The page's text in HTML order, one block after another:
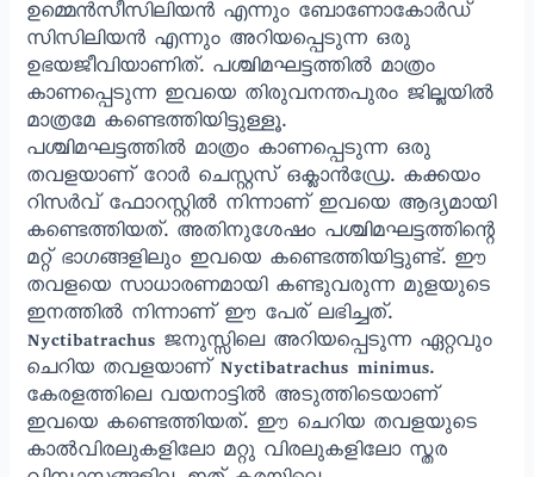
ഉമ്മെൻസീസിലിയൻ എന്നും ബോണോകോർഡ്
സിസിലിയൻ എന്നും അറിയപ്പെടുന്ന ഒരു
ഉഭയജീവിയാണിത്. പശ്ചിമഘട്ടത്തിൽ മാത്രം
കാണപ്പെടുന്ന ഇവയെ തിരുവനന്തപുരം ജില്ലയിൽ
മാത്രമേ കണ്ടെത്തിയിട്ടുള്ളൂ.
പശ്ചിമഘട്ടത്തിൽ മാത്രം കാണപ്പെടുന്ന ഒരു
തവളയാണ് റോർ ചെസ്റ്റസ് ഒക്ലാൻഡ്രേ. കക്കയം
റിസർവ് ഫോറസ്റ്റിൽ നിന്നാണ് ഇവയെ ആദ്യമായി
കണ്ടെത്തിയത്. അതിനുശേഷം പശ്ചിമഘട്ടത്തിന്റെ
മറ്റ് ഭാഗങ്ങളിലും ഇവയെ കണ്ടെത്തിയിട്ടുണ്ട്. ഈ
തവളയെ സാധാരണമായി കണ്ടുവരുന്ന മുളയുടെ
ഇനത്തിൽ നിന്നാണ് ഈ പേര് ലഭിച്ചത്.
Nyctibatrachus ജനുസ്സിലെ അറിയപ്പെടുന്ന ഏറ്റവും
ചെറിയ തവളയാണ് Nyctibatrachus minimus.
കേരളത്തിലെ വയനാട്ടിൽ അടുത്തിടെയാണ്
ഇവയെ കണ്ടെത്തിയത്. ഈ ചെറിയ തവളയുടെ
കാൽവിരലുകളിലോ മറ്റു വിരലുകളിലോ സ്തര